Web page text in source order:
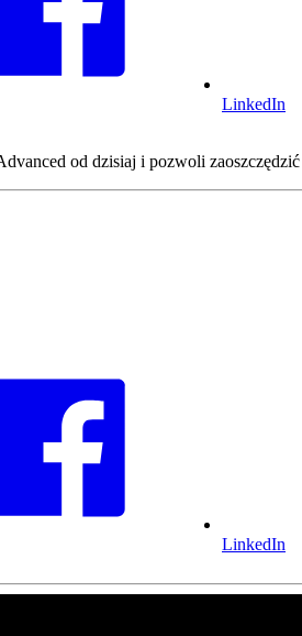
LinkedIn
od dzisiaj i pozwoli
LinkedIn